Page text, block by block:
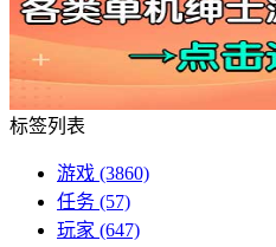
标签列表
游戏 (3860)
任务 (57)
玩家 (647)